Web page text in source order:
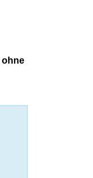
ohne